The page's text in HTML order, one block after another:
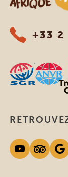
+33 2